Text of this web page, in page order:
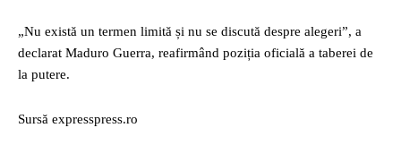
„Nu există un termen limită și nu se discută despre alegeri”, a
declarat Maduro Guerra, reafirmând poziția oficială a taberei de
la putere.
Sursă expresspress.ro